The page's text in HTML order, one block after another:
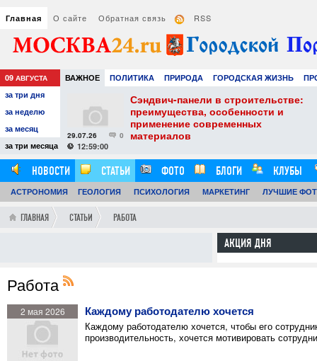
Главная О сайте Обратная связь RSS
09 АВГУСТА ВАЖНОЕ ПОЛИТИКА ПРИРОДА ГОРОДСКАЯ ЖИЗНЬ
ТЕХНОЛОГИИ
за три дня
за неделю
за месяц
за три месяца
советы для
0
29.07.26
12:59:00
Сэндвич-панели в строительстве:
преимущества, особенности и
применение современных
материалов
НОВОСТИ СТАТЬИ ФОТО БЛОГИ
КЛУБЫ
ОБЗОРЫ
ВИДЕОРЕПОРТАЖИ
АСТРОНОМИЯ ГЕОЛОГИЯ ПСИХОЛОГИЯ МАРКЕТИНГ ЛУЧШИЕ
ГЛАВНАЯ СТАТЬИ РАБОТА
АКЦИЯ ДНЯ
Работа
2 мая 2026 Каждому работодателю хочется
Каждому работодателю хочется, чтобы его
производительность, хочется мотивировать